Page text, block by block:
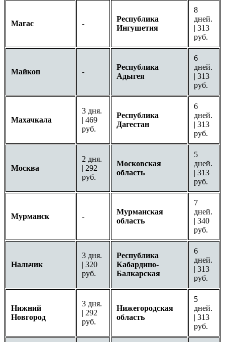
Магас -
Республика
Ингушетия
8
дней.
| 313
руб.
Майкоп -
Республика
Адыгея
6
дней.
| 313
руб.
Махачкала
3 дня.
| 469
руб.
Республика
Дагестан
6
дней.
| 313
руб.
Москва
2 дня.
| 292
руб.
Московская
область
5
дней.
| 313
руб.
Мурманск -
Мурманская
область
7
дней.
| 340
руб.
Нальчик
3 дня.
| 320
руб.
Республика
Кабардино-
Балкарская
6
дней.
| 313
руб.
Нижний
Новгород
3 дня.
| 292
руб.
Нижегородская
область
5
дней.
| 313
руб.